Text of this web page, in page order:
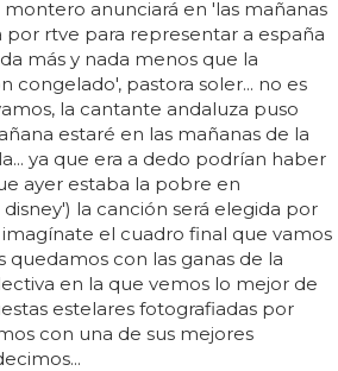
anunciará en 'las mañanas
por rtve para representar a españa
más y nada menos que la
congelado', pastora soler... no es
la cantante andaluza puso
estaré en las mañanas de la
ya que era a dedo podrían haber
ayer estaba la pobre en
la canción será elegida por
el cuadro final que vamos
quedamos con las ganas de la
en la que vemos lo mejor de
estelares fotografiadas por
con una de sus mejores